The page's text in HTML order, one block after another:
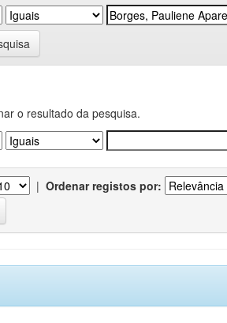
o resultado da pesquisa.
| Ordenar registos por: